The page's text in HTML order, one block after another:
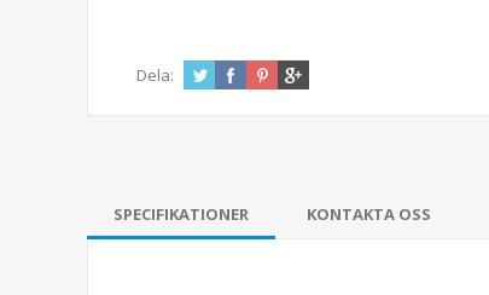
Dela:
SPECIFIKATIONER KONTAKTA OSS